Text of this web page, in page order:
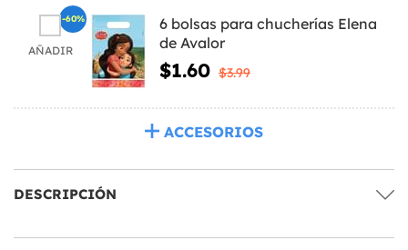
AÑADIR
6 bolsas para chucherías Elena
de Avalor
$1.60 $3.99
-60%
ACCESORIOS
DESCRIPCIÓN